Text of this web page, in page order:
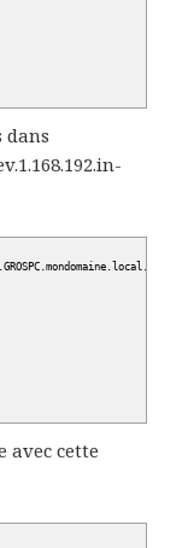
dans
avec cette